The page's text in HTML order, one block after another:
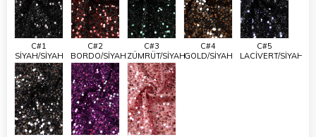
C#1
SİYAH/SİYAH
C#2
BORDO/SİYAH
C#3
ZÜMRÜT/SİYAH
C#4
GOLD/SİYAH
C#5
LACİVERT/SİYAH